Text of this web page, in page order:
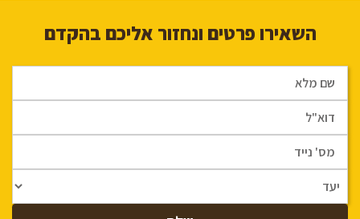
השאירו פרטים ונחזור אליכם בהקדם